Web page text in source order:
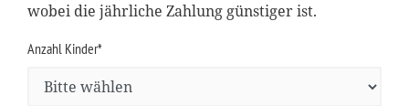
wobei die jährliche Zahlung günstiger ist.
Anzahl Kinder*